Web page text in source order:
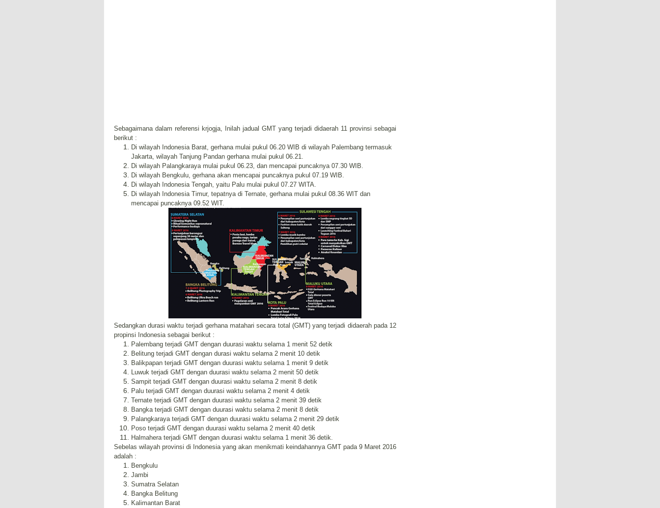
Sebagaimana dalam referensi krjogja, Inilah jadual GMT yang terjadi didaerah 11 provinsi sebagai
berikut :
Di wilayah Indonesia Barat, gerhana mulai pukul 06.20 WIB di wilayah Palembang termasuk
Jakarta, wilayah Tanjung Pandan gerhana mulai pukul 06.21.
Di wilayah Palangkaraya mulai pukul 06.23, dan mencapai puncaknya 07.30 WIB.
Di wilayah Bengkulu, gerhana akan mencapai puncaknya pukul 07.19 WIB.
Di wilayah Indonesia Tengah, yaitu Palu mulai pukul 07.27 WITA.
Di wilayah Indonesia Timur, tepatnya di Ternate, gerhana mulai pukul 08.36 WIT dan
mencapai puncaknya 09.52 WIT.
Sedangkan durasi waktu terjadi gerhana matahari secara total (GMT) yang terjadi didaerah pada 12
propinsi Indonesia sebagai berikut :
Palembang terjadi GMT dengan duurasi waktu selama 1 menit 52 detik
Belitung terjadi GMT dengan durasi waktu selama 2 menit 10 detik
Balikpapan terjadi GMT dengan duurasi waktu selama 1 menit 9 detik
Luwuk terjadi GMT dengan duurasi waktu selama 2 menit 50 detik
Sampit terjadi GMT dengan duurasi waktu selama 2 menit 8 detik
Palu terjadi GMT dengan duurasi waktu selama 2 menit 4 detik
Ternate terjadi GMT dengan duurasi waktu selama 2 menit 39 detik
Bangka terjadi GMT dengan duurasi waktu selama 2 menit 8 detik
Palangkaraya terjadi GMT dengan duurasi waktu selama 2 menit 29 detik
Poso terjadi GMT dengan duurasi waktu selama 2 menit 40 detik
Halmahera terjadi GMT dengan duurasi waktu selama 1 menit 36 detik.
Sebelas wilayah provinsi di Indonesia yang akan menikmati keindahannya GMT pada 9 Maret 2016
adalah :
Bengkulu
Jambi
Sumatra Selatan
Bangka Belitung
Kalimantan Barat